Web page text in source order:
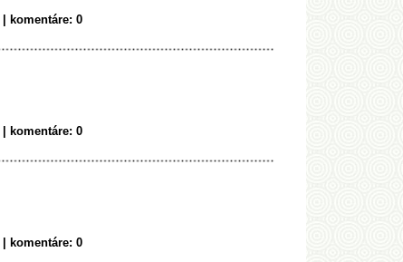
komentáre: 0
komentáre: 0
komentáre: 0